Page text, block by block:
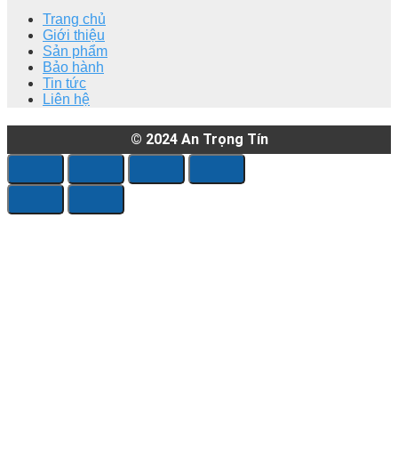
Trang chủ
Giới thiệu
Sản phẩm
Bảo hành
Tin tức
Liên hệ
© 2024 An Trọng Tín